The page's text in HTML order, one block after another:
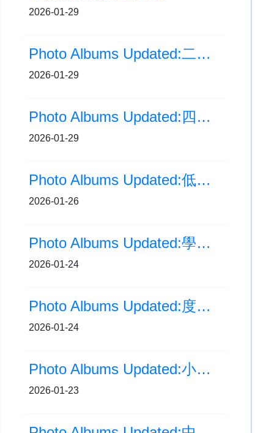
2026-01-29
Photo Albums Updated:二年級戶外學習日：自然好鄰居
2026-01-29
Photo Albums Updated:四年級常識科考察：美荷樓歷史之旅
2026-01-29
Photo Albums Updated:低年級中國舞組順利完成比賽
2026-01-26
Photo Albums Updated:學校運動會
2026-01-24
Photo Albums Updated:度學校運動會-頒獎部分
2026-01-24
Photo Albums Updated:小一才藝展示日暨百日禮
2026-01-23